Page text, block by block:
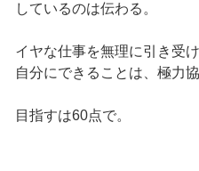
しているのは伝わる。
イヤな仕事を無理に引き受
自分にできることは、極力協
目指すは60点で。